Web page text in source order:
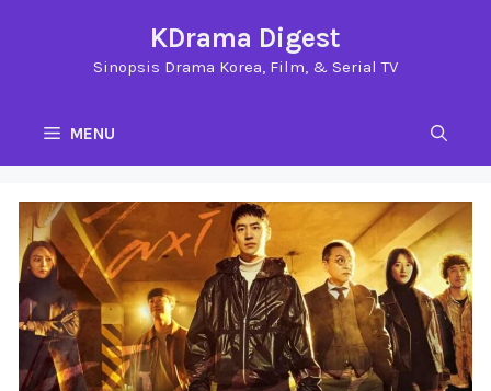
KDrama Digest
Sinopsis Drama Korea, Film, & Serial TV
MENU